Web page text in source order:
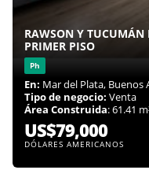
RAWSON Y TUCUMÁN
PRIMER PISO
Ph
En: Mar del Plata, Buenos
Tipo de negocio: Venta
Área Construida: 61.41
US$79,000
DÓLARES AMERICANOS